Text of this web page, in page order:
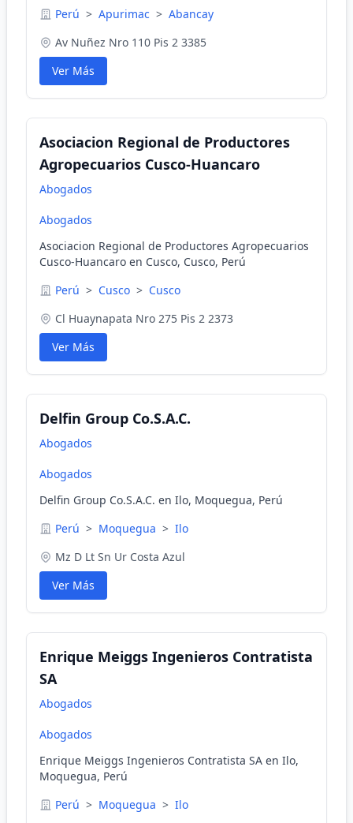
Perú > Apurimac > Abancay
Av Nuñez Nro 110 Pis 2 3385
Ver Más
Asociacion Regional de Productores
Agropecuarios Cusco-Huancaro
Abogados
Abogados
Asociacion Regional de Productores Agropecuarios
Cusco-Huancaro en Cusco, Cusco, Perú
Perú > Cusco > Cusco
Cl Huaynapata Nro 275 Pis 2 2373
Ver Más
Delfin Group Co.S.A.C.
Abogados
Abogados
Delfin Group Co.S.A.C. en Ilo, Moquegua, Perú
Perú > Moquegua > Ilo
Mz D Lt Sn Ur Costa Azul
Ver Más
Enrique Meiggs Ingenieros Contratista
SA
Abogados
Abogados
Enrique Meiggs Ingenieros Contratista SA en Ilo,
Moquegua, Perú
Perú > Moquegua > Ilo